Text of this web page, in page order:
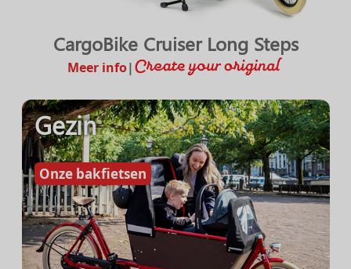
CargoBike Cruiser Long Steps
Meer info|
Gezin
Onze bakfietsen